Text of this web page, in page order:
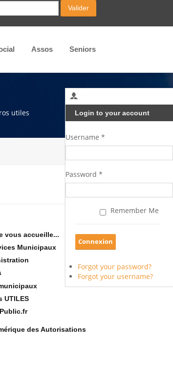
Valider
Assos Seniors
Login to your account
Username *
Password *
Remember Me
Forgot your password?
Forgot your username?
utiles
vous accueille...
Municipaux
UTILES
des Autorisations